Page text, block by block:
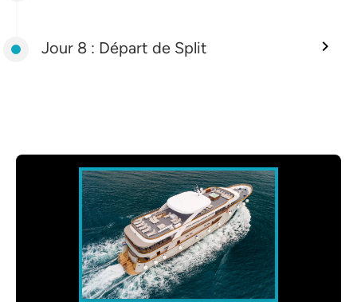
Jour 8 : Départ de Split